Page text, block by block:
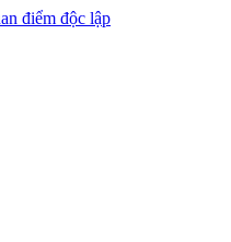
điểm độc lập